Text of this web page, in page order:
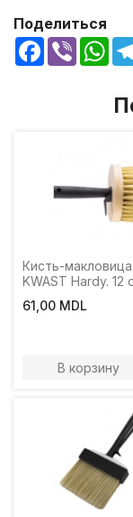
Поделиться
Facebook
Viber
Кисть-макловица
KWAST Hardy. 12
61,00 MDL
В корзину